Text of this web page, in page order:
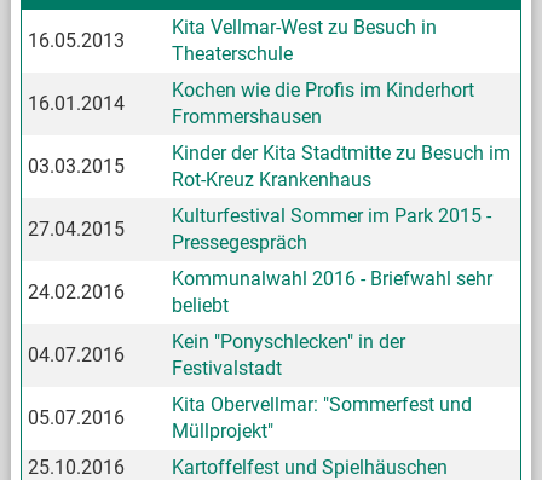
16.05.2013
Kita Vellmar-West zu Besuch in
Theaterschule
16.01.2014
Kochen wie die Profis im Kinderhort
Frommershausen
03.03.2015
Kinder der Kita Stadtmitte zu Besuch im
Rot-Kreuz Krankenhaus
27.04.2015
Kulturfestival Sommer im Park 2015 -
Pressegespräch
24.02.2016
Kommunalwahl 2016 - Briefwahl sehr
beliebt
04.07.2016
Kein "Ponyschlecken" in der
Festivalstadt
05.07.2016
Kita Obervellmar: "Sommerfest und
Müllprojekt"
25.10.2016
Kartoffelfest und Spielhäuschen